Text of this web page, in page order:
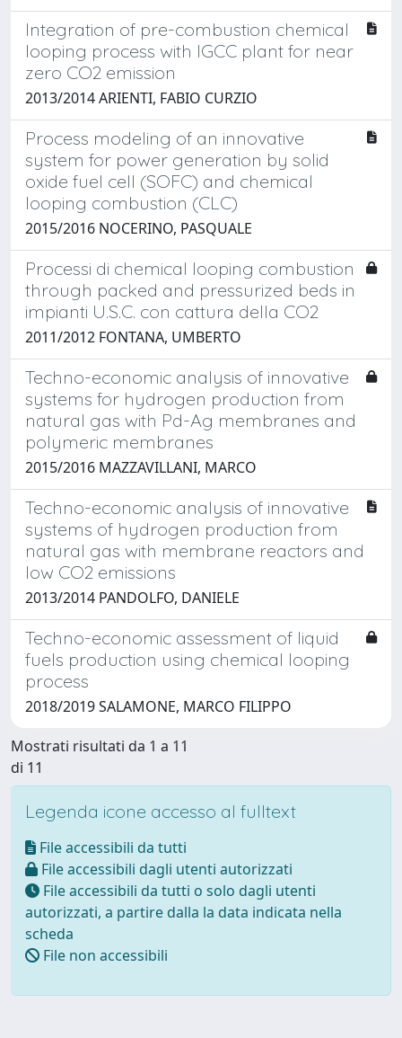
Integration of pre-combustion chemical
looping process with IGCC plant for near
zero CO2 emission
2013/2014 ARIENTI, FABIO CURZIO
Process modeling of an innovative
system for power generation by solid
oxide fuel cell (SOFC) and chemical
looping combustion (CLC)
2015/2016 NOCERINO, PASQUALE
Processi di chemical looping combustion
through packed and pressurized beds in
impianti U.S.C. con cattura della CO2
2011/2012 FONTANA, UMBERTO
Techno-economic analysis of innovative
systems for hydrogen production from
natural gas with Pd-Ag membranes and
polymeric membranes
2015/2016 MAZZAVILLANI, MARCO
Techno-economic analysis of innovative
systems of hydrogen production from
natural gas with membrane reactors and
low CO2 emissions
2013/2014 PANDOLFO, DANIELE
Techno-economic assessment of liquid
fuels production using chemical looping
process
2018/2019 SALAMONE, MARCO FILIPPO
Mostrati risultati da 1 a 11
di 11
Legenda icone accesso al fulltext
File accessibili da tutti
File accessibili dagli utenti autorizzati
File accessibili da tutti o solo dagli utenti
autorizzati, a partire dalla la data indicata nella
scheda
File non accessibili